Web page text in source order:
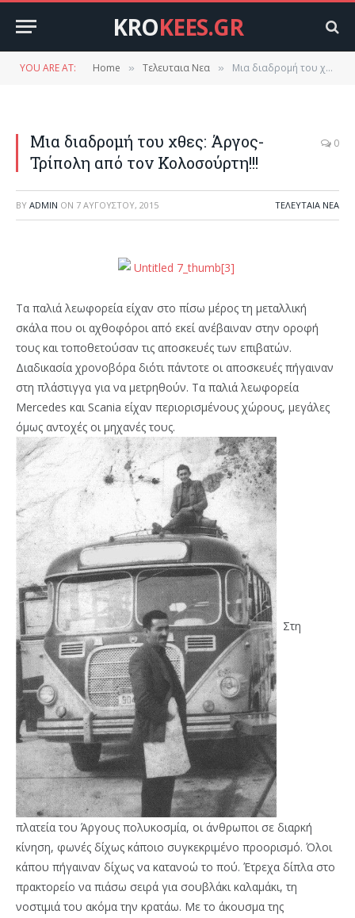
KROKEES.GR
YOU ARE AT: Home » Τελευταια Νεα » Μια διαδρομή του χθες: Άργος-Τρίπολη από τον Κολοσούρτη!!!
Μια διαδρομή του χθες: Άργος-
Τρίπολη από τον Κολοσούρτη!!!
0
BY ADMIN ON 7 ΑΥΓΟΎΣΤΟΥ, 2015 ΤΕΛΕΥΤΑΙΑ ΝΕΑ
Τα παλιά λεωφορεία είχαν στο πίσω μέρος τη μεταλλική
σκάλα που οι αχθοφόροι από εκεί ανέβαιναν στην οροφή
τους και τοποθετούσαν τις αποσκευές των επιβατών.
Διαδικασία χρονοβόρα διότι πάντοτε οι αποσκευές πήγαιναν
στη πλάστιγγα για να μετρηθούν. Τα παλιά λεωφορεία
Mercedes και Scania είχαν περιορισμένους χώρους, μεγάλες
όμως αντοχές οι μηχανές τους.
Στη
πλατεία του Άργους πολυκοσμία, οι άνθρωποι σε διαρκή
κίνηση, φωνές δίχως κάποιο συγκεκριμένο προορισμό. Όλοι
κάπου πήγαιναν δίχως να κατανοώ το πού. Έτρεχα δίπλα στο
πρακτορείο να πιάσω σειρά για σουβλάκι καλαμάκι, τη
νοστιμιά του ακόμα την κρατάω. Με το άκουσμα της